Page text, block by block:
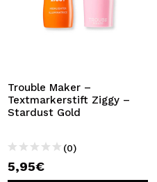
Trouble Maker –
Textmarkerstift Ziggy –
Stardust Gold
(0)
5,95€